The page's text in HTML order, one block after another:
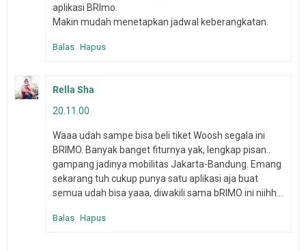
aplikasi BRImo.
Makin mudah menetapkan jadwal keberangkatan.
Balas Hapus
Rella Sha
20.11.00
Waaa udah sampe bisa beli tiket Woosh segala ini
BRIMO. Banyak banget fiturnya yak, lengkap pisan..
gampang jadinya mobilitas Jakarta-Bandung. Emang
sekarang tuh cukup punya satu aplikasi aja buat
semua udah bisa yaaa, diwakili sama bRIMO ini niihh...
Balas Hapus